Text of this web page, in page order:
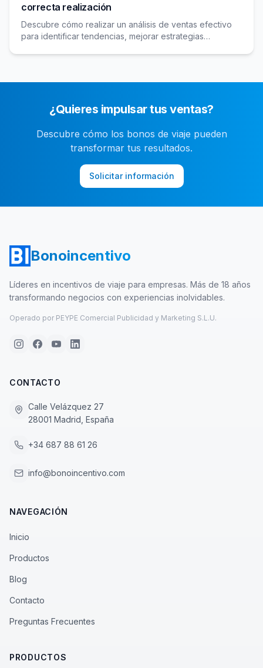
correcta realización
Descubre cómo realizar un análisis de ventas efectivo
para identificar tendencias, mejorar estrategias
¿Quieres impulsar tus ventas?
Descubre cómo los bonos de viaje pueden
transformar tus resultados.
Solicitar información
Bonoincentivo
Líderes en incentivos de viaje para empresas. Más de 18 años
transformando negocios con experiencias inolvidables.
Operado por PEYPE Comercial Publicidad y Marketing S.L.U.
CONTACTO
Calle Velázquez 27
28001 Madrid, España
+34 687 88 61 26
info@bonoincentivo.com
NAVEGACIÓN
Inicio
Productos
Blog
Contacto
Preguntas Frecuentes
PRODUCTOS